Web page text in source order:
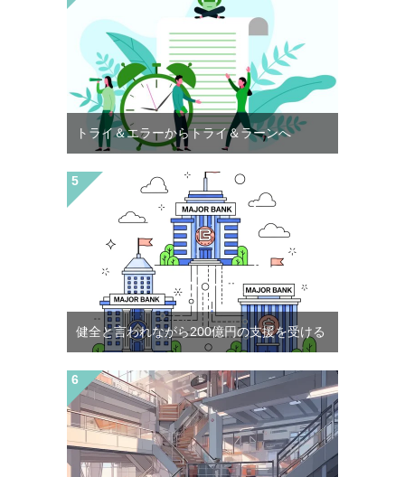
トライ＆エラーからトライ＆ラーンへ
健全と言われながら200億円の支援を受ける